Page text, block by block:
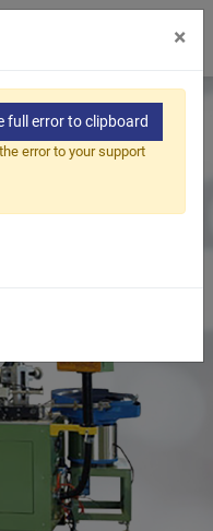
系列
機
×
full error to clipboard
error to your support